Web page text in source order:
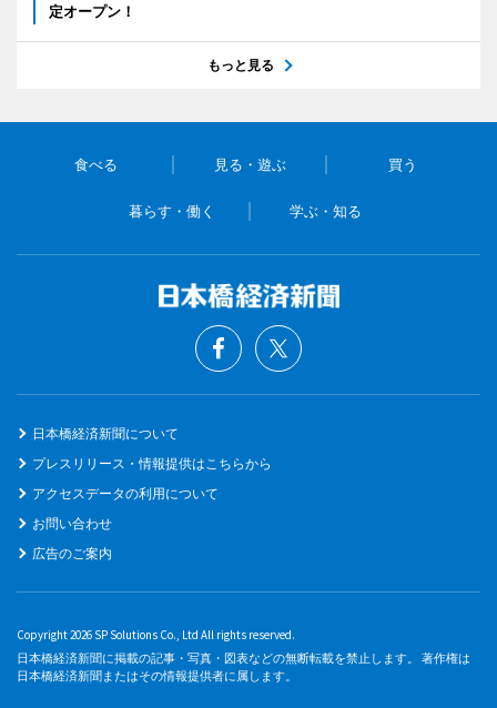
定オープン！
もっと見る
食べる 見る・遊ぶ 買う
暮らす・働く 学ぶ・知る
日本橋経済新聞について
プレスリリース・情報提供はこちらから
アクセスデータの利用について
お問い合わせ
広告のご案内
Copyright 2026 SP Solutions Co., Ltd All rights reserved.
日本橋経済新聞に掲載の記事・写真・図表などの無断転載を禁止します。 著作権は
日本橋経済新聞またはその情報提供者に属します。